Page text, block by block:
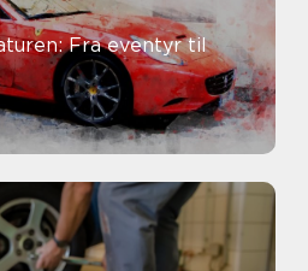
Fra eventyr til